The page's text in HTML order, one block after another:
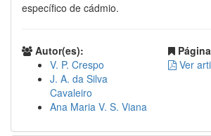
específico de cádmio.
Autor(es):
V. P. Crespo
J. A. da Silva
Cavaleiro
Ana Maria V. S. Viana
Ver